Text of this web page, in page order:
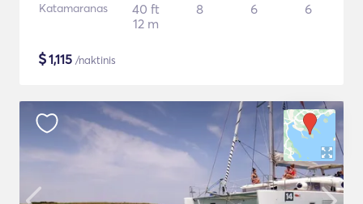
Katamaranas
40 ft
12 m
8 6 6
$1,115 /naktinis